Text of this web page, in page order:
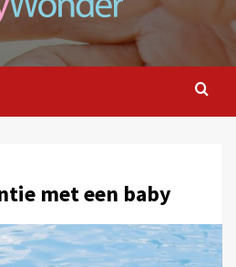
met een baby